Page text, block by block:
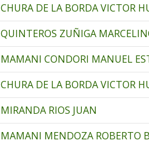
CHURA DE LA BORDA VICTOR
QUINTEROS ZUÑIGA
MAMANI CONDORI MANUEL
CHURA DE LA BORDA VICTOR
MIRANDA RIOS JUAN
MAMANI MENDOZA ROBERTO